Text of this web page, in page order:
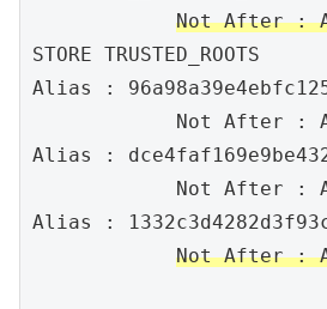
Not After :
STORE TRUSTED_ROOTS
Alias :	96a98a39e4ebfc1252e5daeab67d50e1c6358fcf
Not After :
Alias :	dce4faf169e9be4326defe7e7086048ce5ec377a
Not After :
Alias :	1332c3d4282d3f93c6cd1f87e2b93e2b072dd199
Not After :